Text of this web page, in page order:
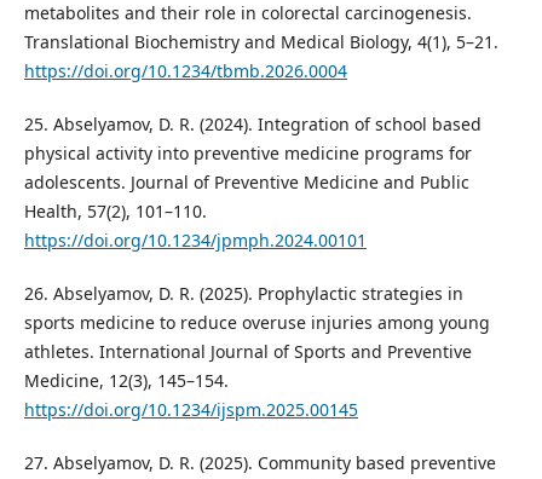
metabolites and their role in colorectal carcinogenesis.
Translational Biochemistry and Medical Biology, 4(1), 5–21.
https://doi.org/10.1234/tbmb.2026.0004
25. Abselyamov, D. R. (2024). Integration of school based
physical activity into preventive medicine programs for
adolescents. Journal of Preventive Medicine and Public
Health, 57(2), 101–110.
https://doi.org/10.1234/jpmph.2024.00101
26. Abselyamov, D. R. (2025). Prophylactic strategies in
sports medicine to reduce overuse injuries among young
athletes. International Journal of Sports and Preventive
Medicine, 12(3), 145–154.
https://doi.org/10.1234/ijspm.2025.00145
27. Abselyamov, D. R. (2025). Community based preventive